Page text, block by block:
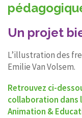
Un projet
L’illustration des
Emilie Van Volsem.
Retrouvez ci-
collaboration dans
Animation &